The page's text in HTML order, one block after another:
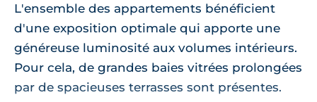
L'ensemble des appartements bénéficient
d'une exposition optimale qui apporte une
généreuse luminosité aux volumes intérieurs.
Pour cela, de grandes baies vitrées prolongées
par de spacieuses terrasses sont présentes.